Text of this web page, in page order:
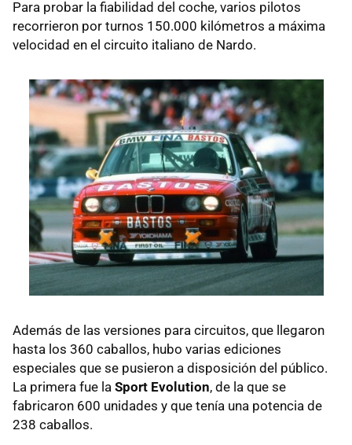
Para probar la fiabilidad del coche, varios pilotos
recorrieron por turnos 150.000 kilómetros a máxima
velocidad en el circuito italiano de Nardo.
Además de las versiones para circuitos, que llegaron
hasta los 360 caballos, hubo varias ediciones
especiales que se pusieron a disposición del público.
La primera fue la Sport Evolution, de la que se
fabricaron 600 unidades y que tenía una potencia de
238 caballos.